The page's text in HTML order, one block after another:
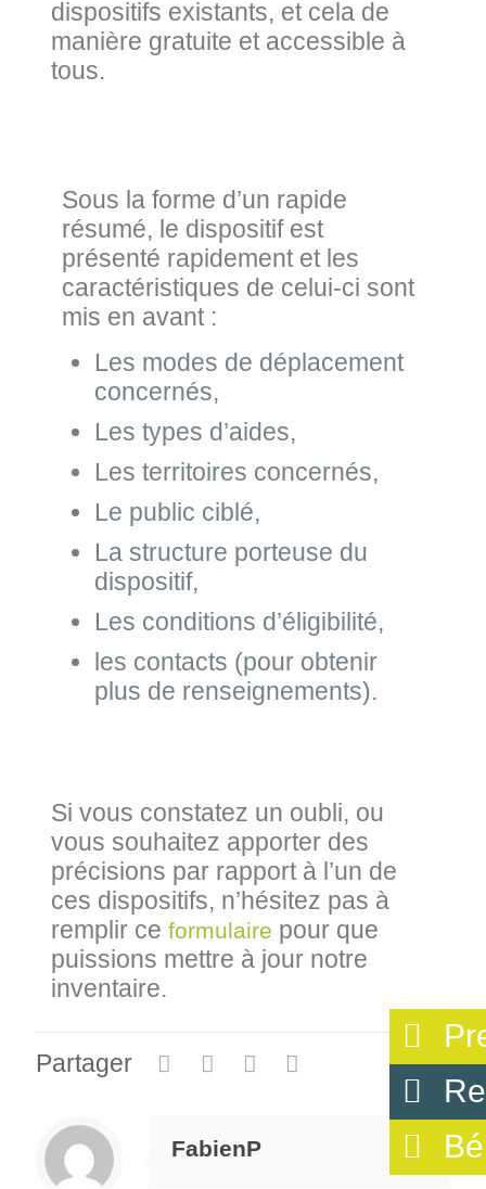
dispositifs existants, et cela de
manière gratuite et accessible à
tous.
Sous la forme d’un rapide
résumé, le dispositif est
présenté rapidement et les
caractéristiques de celui-ci sont
mis en avant :
Les modes de déplacement
concernés,
Les types d’aides,
Les territoires concernés,
Le public ciblé,
La structure porteuse du
dispositif,
Les conditions d’éligibilité,
les contacts (pour obtenir
plus de renseignements).
Si vous constatez un oubli, ou
vous souhaitez apporter des
précisions par rapport à l’un de
ces dispositifs, n’hésitez pas à
remplir ce formulaire pour que
puissions mettre à jour notre
inventaire.
Partager 0
FabienP